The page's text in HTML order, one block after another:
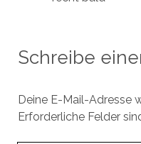
Schreibe
Deine E-Mail-Adresse
Erforderliche Felder